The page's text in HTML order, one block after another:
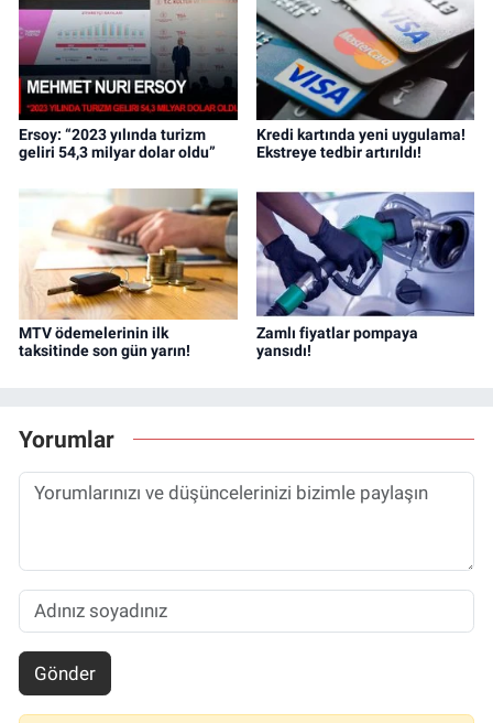
Ersoy: “2023 yılında turizm
geliri 54,3 milyar dolar oldu”
Kredi kartında yeni uygulama!
Ekstreye tedbir artırıldı!
MTV ödemelerinin ilk
taksitinde son gün yarın!
Zamlı fiyatlar pompaya
yansıdı!
Yorumlar
Gönder